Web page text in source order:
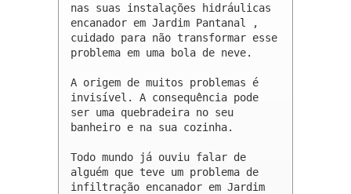
nas suas instalações hidráulicas
encanador em Jardim Pantanal ,
cuidado para não transformar esse
problema em uma bola de neve.
A origem de muitos problemas é
invisível. A consequência pode
ser uma quebradeira no seu
banheiro e na sua cozinha.
Todo mundo já ouviu falar de
alguém que teve um problema de
infiltração encanador em Jardim